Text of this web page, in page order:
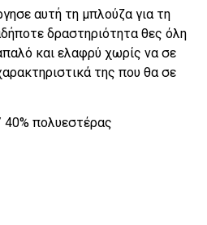
αυτή τη μπλούζα για τη
δραστηριότητα θες όλη
και ελαφρύ χωρίς να σε
της που θα σε
40% πολυεστέρας